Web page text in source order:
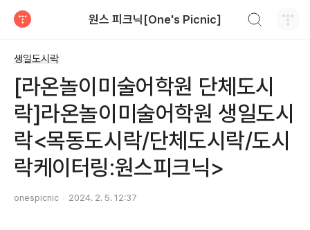
원스 피크닉[One's Picnic]
생일도시락
[라온놀이미술어학원 단체도시
락]라온놀이미술어학원 생일도시
락<목동도시락/단체도시락/도시
락케이터링:원스피크닉>
onespicnic 2024. 2. 5. 12:37